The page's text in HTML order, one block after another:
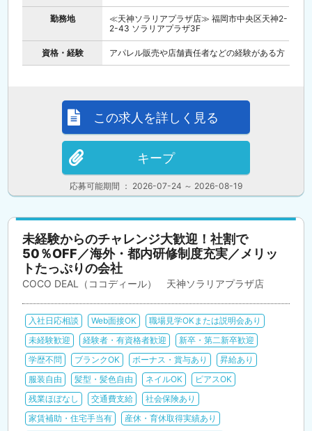
勤務地
≪天神ソラリアプラザ店≫ 福岡市中央区天神2-
2-43 ソラリアプラザ3F
資格・経験 アパレル販売や店舗責任者などの経験がある方
応募可能期間 ： 2026-07-24 ～ 2026-08-19
この求人を詳しく見る
キープ
未経験からのチャレンジ大歓迎！社割で
50％OFF／海外・都内研修制度充実／メリッ
トたっぷりの会社
COCO DEAL（ココディール） 天神ソラリアプラザ店
入社日応相談 Web面接OK
職場見学OKまたは説明会あり
未経験歓迎
経験者・有資格者歓迎
新卒・第二新卒歓迎
学歴不問
ブランクOK ボーナス・賞与あり
昇給あり
服装自由
髪型・髪色自由 ネイルOK
ピアスOK
残業ほぼなし
交通費支給
社会保険あり
家賃補助・住宅手当有
産休・育休取得実績あり